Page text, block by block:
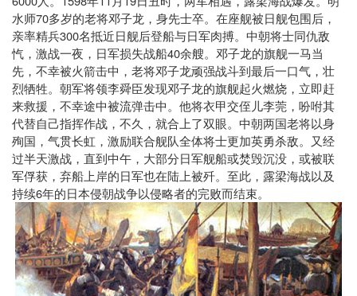
水师70多岁的老将邓子龙，身先士卒。在座舰被日舰包围后，
亲率精兵300名抵近日舰后登船与日军肉搏。中朝将士同仇敌
忾，激战一夜，日军损失战船40余艘。邓子龙的旗舰一马当
先，不幸被火箭击中，老将邓子龙顽强战斗到最后一口气，壮
烈牺牲。朝军将领李舜臣发现邓子龙的旗舰起火燃烧，立即赶
来救援，不幸途中被流弹击中。他将衣甲交侄儿李莞，吩咐其
代替自己指挥作战，不久，就合上了双眼。中朝两国老将以身
殉国，气贯长虹，激励联合舰队全体将士更加英勇杀敌。又经
过半天激战，直到中午，大部分日军舰船或焚毁沉没，或被联
军俘获，弃船上岸的日军也在陆上被歼。至此，露梁海战以及
持续6年的日本侵朝战争以侵略者的完败而结束。